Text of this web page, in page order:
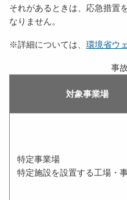
それがあるときは、応急措置
なりません。
※詳細については、 環境省ウ
対象事業場
事
特定事業場
特定施設を設置する工場・